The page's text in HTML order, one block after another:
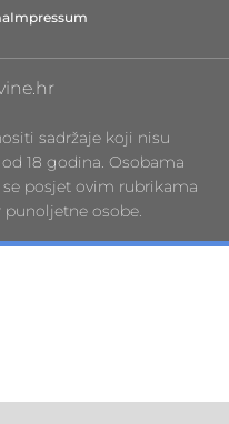
Impressum
sadržaje koji nisu
18 godina. Osobama
posjet ovim rubrikama
osobe.